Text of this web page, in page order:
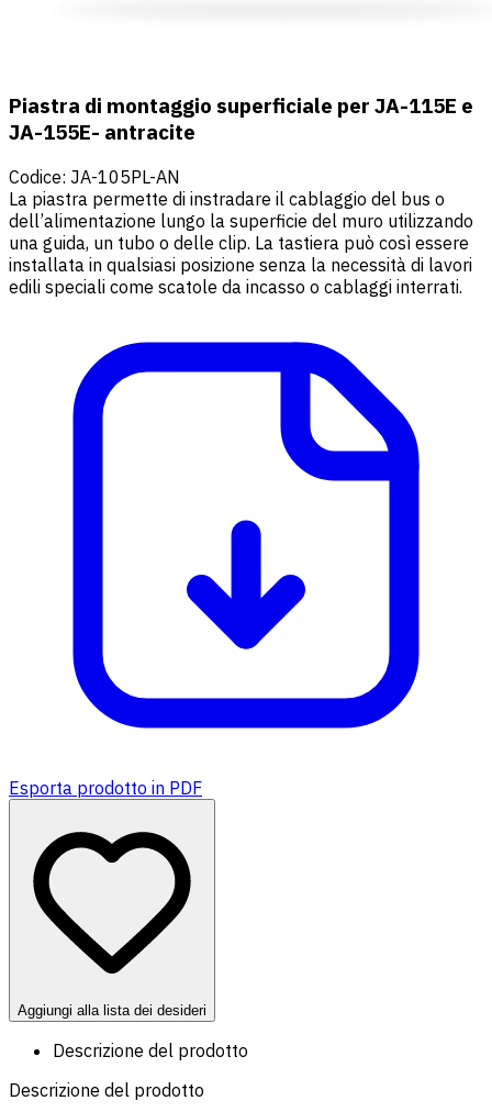
Piastra di montaggio superficiale per JA-115E e
JA-155E- antracite
Codice: JA-105PL-AN
La piastra permette di instradare il cablaggio del bus o
dell’alimentazione lungo la superficie del muro utilizzando
una guida, un tubo o delle clip. La tastiera può così essere
installata in qualsiasi posizione senza la necessità di lavori
edili speciali come scatole da incasso o cablaggi interrati.
Esporta prodotto in PDF
Aggiungi alla lista dei desideri
Descrizione del prodotto
Descrizione del prodotto